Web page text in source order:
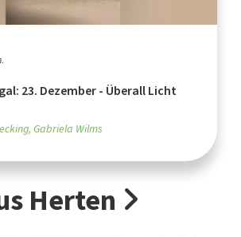
23. Dezember - Überall Licht
Gabriela Wilms
Herten